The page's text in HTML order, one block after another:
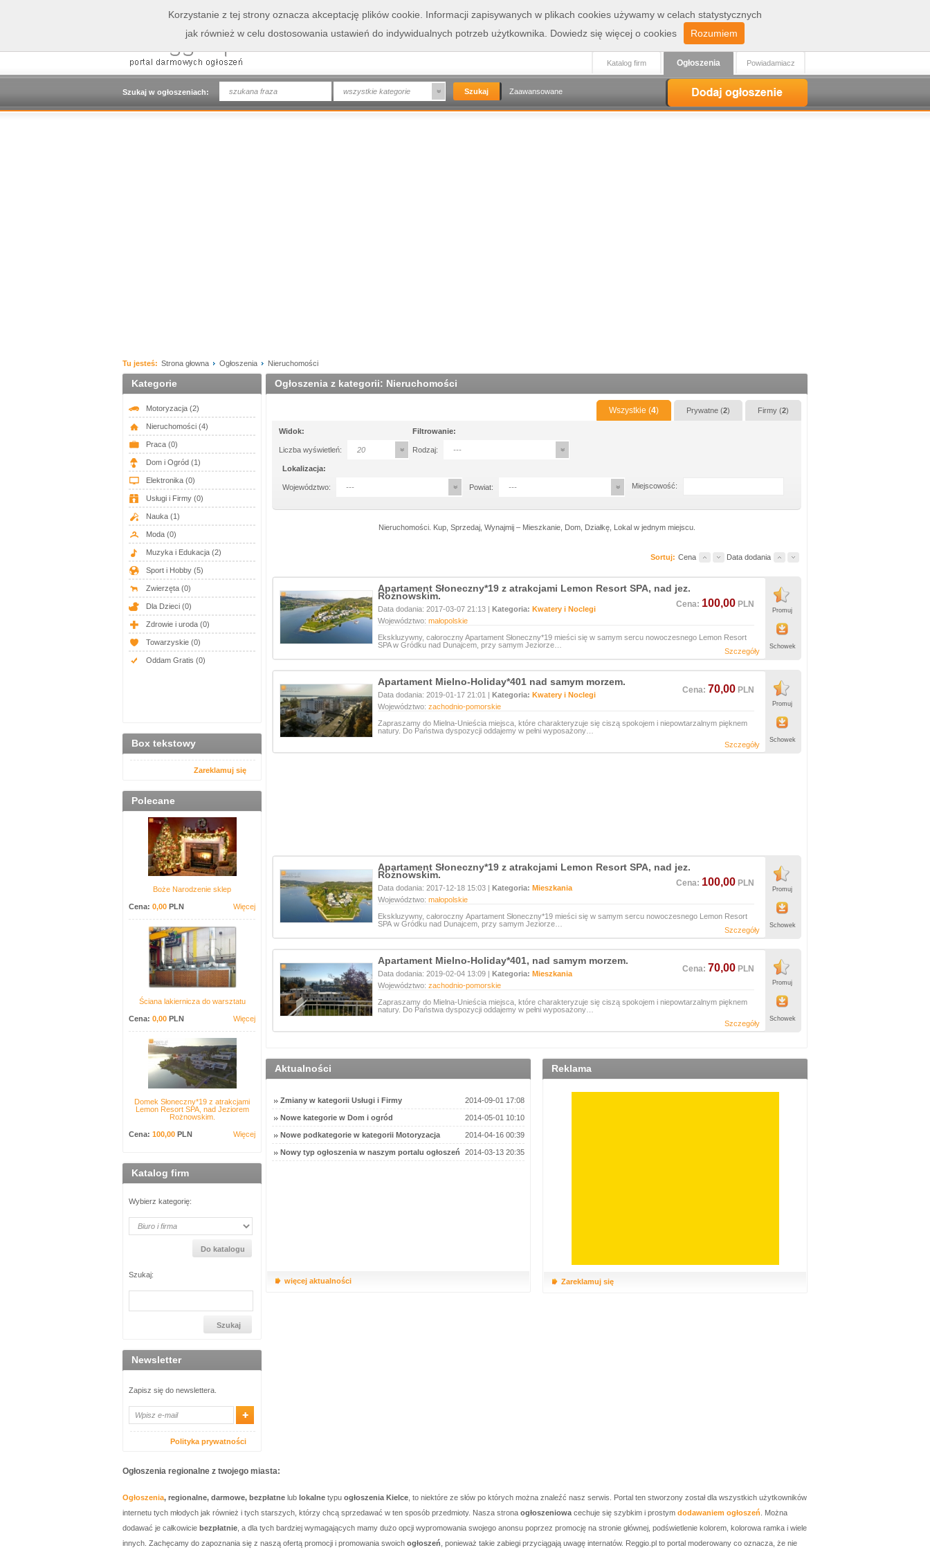
Zaloguj
Szukaj w ogłoszeniach: wszystkie kategorie Zaawansowane
Powiadamiacz
Ogłoszenia
Katalog firm
Tu jesteś: Strona głowna Ogłoszenia Nieruchomości
Kategorie
Motoryzacja (2)
Nieruchomości (4)
Praca (0)
Dom i Ogród (1)
Elektronika (0)
Usługi i Firmy (0)
Nauka (1)
Moda (0)
Muzyka i Edukacja (2)
Sport i Hobby (5)
Zwierzęta (0)
Dla Dzieci (0)
Zdrowie i uroda (0)
Towarzyskie (0)
Oddam Gratis (0)
Box tekstowy
Zareklamuj się
Polecane
Boże Narodzenie sklep
Cena: 0,00 PLN Więcej
Ściana lakiernicza do warsztatu
Cena: 0,00 PLN Więcej
Domek Słoneczny*19 z atrakcjami
Lemon Resort SPA, nad Jeziorem
Rożnowskim.
Cena: 100,00 PLN Więcej
Katalog firm
Wybierz kategorię:
Szukaj:
Newsletter
Zapisz się do newslettera.
Polityka prywatności
Ogłoszenia z kategorii: Nieruchomości
Wszystkie (4) Prywatne (2) Firmy (2)
Widok:
Liczba wyświetleń: 20
Filtrowanie:
Rodzaj: ---
Lokalizacja:
Województwo: --- Powiat: --- Miejscowość:
Nieruchomości. Kup, Sprzedaj, Wynajmij – Mieszkanie, Dom, Działkę, Lokal w jednym miejscu.
Sortuj: Cena Data dodania
Apartament Słoneczny*19 z atrakcjami Lemon Resort SPA, nad jez.
Rożnowskim.
Cena: 100,00 PLN
Data dodania: 2017-03-07 21:13 | Kategoria: Kwatery i Noclegi
Województwo: małopolskie
Ekskluzywny, całoroczny Apartament Słoneczny*19 mieści się w samym sercu nowoczesnego Lemon Resort
SPA w Gródku nad Dunajcem, przy samym Jeziorze…
Szczegóły
Promuj
Schowek
Apartament Mielno-Holiday*401 nad samym morzem.
Cena: 70,00 PLN
Data dodania: 2019-01-17 21:01 | Kategoria: Kwatery i Noclegi
Województwo: zachodnio-pomorskie
Zapraszamy do Mielna-Unieścia miejsca, które charakteryzuje się ciszą spokojem i niepowtarzalnym pięknem
natury. Do Państwa dyspozycji oddajemy w pełni wyposażony…
Szczegóły
Promuj
Schowek
Apartament Słoneczny*19 z atrakcjami Lemon Resort SPA, nad jez.
Rożnowskim.
Cena: 100,00 PLN
Data dodania: 2017-12-18 15:03 | Kategoria: Mieszkania
Województwo: małopolskie
Ekskluzywny, całoroczny Apartament Słoneczny*19 mieści się w samym sercu nowoczesnego Lemon Resort
SPA w Gródku nad Dunajcem, przy samym Jeziorze…
Szczegóły
Promuj
Schowek
Apartament Mielno-Holiday*401, nad samym morzem.
Cena: 70,00 PLN
Data dodania: 2019-02-04 13:09 | Kategoria: Mieszkania
Województwo: zachodnio-pomorskie
Zapraszamy do Mielna-Unieścia miejsca, które charakteryzuje się ciszą spokojem i niepowtarzalnym pięknem
natury. Do Państwa dyspozycji oddajemy w pełni wyposażony…
Szczegóły
Promuj
Schowek
Aktualności
Zmiany w kategorii Usługi i Firmy 2014-09-01 17:08
Nowe kategorie w Dom i ogród 2014-05-01 10:10
Nowe podkategorie w kategorii Motoryzacja 2014-04-16 00:39
Nowy typ ogłoszenia w naszym portalu ogłoszeń 2014-03-13 20:35
więcej aktualności
Reklama
Zareklamuj się
Ogłoszenia regionalne z twojego miasta:
Ogłoszenia, regionalne, darmowe, bezpłatne lub lokalne typu ogłoszenia Kielce , to niektóre ze słów po których można znaleźć nasz serwis. Portal ten stworzony został dla wszystkich użytkowników
internetu tych młodych jak również i tych starszych, którzy chcą sprzedawać w ten sposób przedmioty. Nasza strona ogłoszeniowa cechuje się szybkim i prostym dodawaniem ogłoszeń . Można
dodawać je całkowicie bezpłatnie , a dla tych bardziej wymagających mamy dużo opcji wypromowania swojego anonsu poprzez promocję na stronie głównej, podświetlenie kolorem, kolorowa ramka i wiele
innych. Zachęcamy do zapoznania się z naszą ofertą promocji i promowania swoich ogłoszeń , ponieważ takie zabiegi przyciągają uwagę internatów. Reggio.pl to portal moderowany co oznacza, że nie
Korzystanie z tej strony oznacza akceptację plików cookie. Informacji zapisywanych w plikach cookies używamy w celach statystycznych
jak również w celu dostosowania ustawień do indywidualnych potrzeb użytkownika. Dowiedz się więcej o cookies Rozumiem